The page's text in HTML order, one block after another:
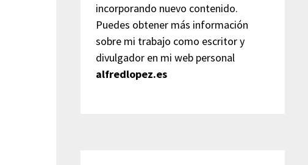
incorporando nuevo contenido.
Puedes obtener más información
sobre mi trabajo como escritor y
divulgador en mi web personal
alfredlopez.es